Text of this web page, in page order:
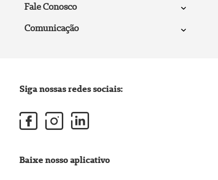
Fale Conosco
Comunicação
Siga nossas redes sociais:
Baixe nosso aplicativo